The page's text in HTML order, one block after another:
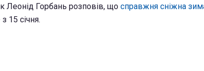
Леонід Горбань розповів, що справжня сніжна
з 15 січня.